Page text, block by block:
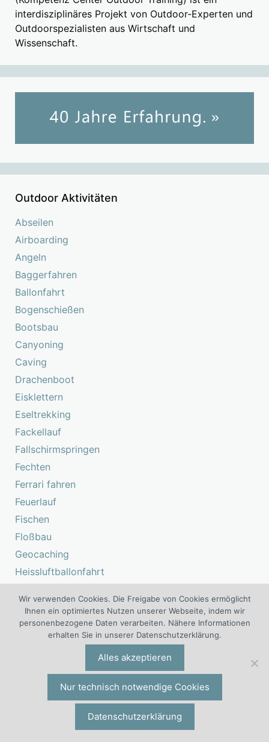
interdisziplinäres Projekt von Outdoor-Experten und
Outdoorspezialisten aus Wirtschaft und
Wissenschaft.
Outdoor Aktivitäten
Abseilen
Airboarding
Angeln
Baggerfahren
Ballonfahrt
Bogenschießen
Bootsbau
Canyoning
Caving
Drachenboot
Eisklettern
Eseltrekking
Fackellauf
Fallschirmspringen
Fechten
Ferrari fahren
Feuerlauf
Fischen
Floßbau
Geocaching
Heissluftballonfahrt
Iglubau
Jeep
Lagerfeuer
Lamatrekking
Motorschlitten
Wir verwenden Cookies. Die Freigabe von Cookies ermöglicht
Ihnen ein optimiertes Nutzen unserer Webseite, indem wir
personenbezogene Daten verarbeiten. Nähere Informationen
erhalten Sie in unserer Datenschutzerklärung.
Alles akzeptieren
Nur technisch notwendige Cookies
Datenschutzerklärung